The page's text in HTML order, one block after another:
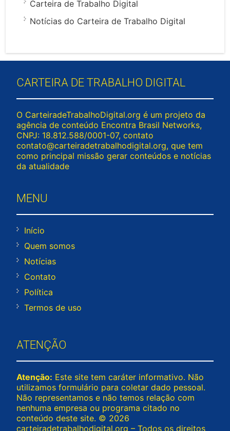
Carteira de Trabalho Digital
Notícias do Carteira de Trabalho Digital
CARTEIRA DE TRABALHO DIGITAL
O CarteiradeTrabalhoDigital.org é um projeto da
agência de conteúdo Encontra Brasil Networks,
CNPJ: 18.812.588/0001-07, contato
contato@carteiradetrabalhodigital.org, que tem
como principal missão gerar conteúdos e notícias
da atualidade
MENU
Início
Quem somos
Notícias
Contato
Política
Termos de uso
ATENÇÃO
Atenção: Este site tem caráter informativo. Não
utilizamos formulário para coletar dado pessoal.
Não representamos e não temos relação com
nenhuma empresa ou programa citado no
conteúdo deste site. © 2026
carteiradetrabalhodigital.org – Todos os direitos